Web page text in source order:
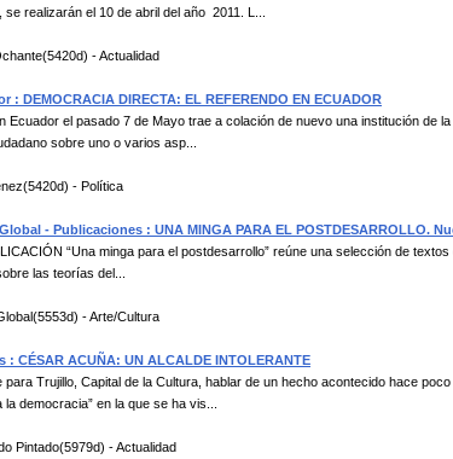
realizarán el 10 de abril del año 2011. L...
- Actualidad
: DEMOCRACIA DIRECTA: EL REFERENDO EN ECUADOR
Ecuador el pasado 7 de Mayo trae a colación de nuevo una institución de
sobre uno o varios asp...
- Política
- Publicaciones : UNA MINGA PARA EL POSTDESARROLLO.
“Una minga para el postdesarrollo” reúne una selección de
las teorías del...
- Arte/Cultura
: CÉSAR ACUÑA: UN ALCALDE INTOLERANTE
para Trujillo, Capital de la Cultura, hablar de un hecho acontecido hace
la democracia” en la que se ha vis...
Pintado(5979d) - Actualidad